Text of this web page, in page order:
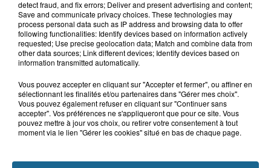
Risque incendie dans le Nord : ce que
vous ne pouvez plus faire
NOS AUTRES PODCASTS
detect fraud, and fix errors; Deliver and present advertising and content;
Save and communicate privacy choices. These technologies may
process personal data such as IP address and browsing data to offer
following functionalities: Identify devices based on information actively
requested; Use precise geolocation data; Match and combine data from
other data sources; Link different devices; Identify devices based on
information transmitted automatically.
Vous pouvez accepter en cliquant sur "Accepter et fermer", ou affiner en
sélectionnant les finalités et/ou partenaires dans "Gérer mes choix".
Vous pouvez également refuser en cliquant sur "Continuer sans
accepter". Vos préférences ne s'appliqueront que pour ce site. Vous
pouvez mettre à jour vos choix, ou retirer votre consentement à tout
moment via le lien "Gérer les cookies" situé en bas de chaque page.